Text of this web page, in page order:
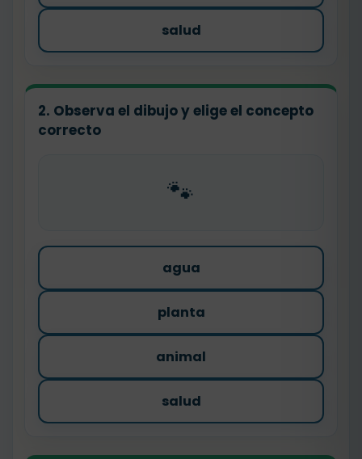
salud
2. Observa el dibujo y elige el concepto
correcto
🐾
agua
planta
animal
salud